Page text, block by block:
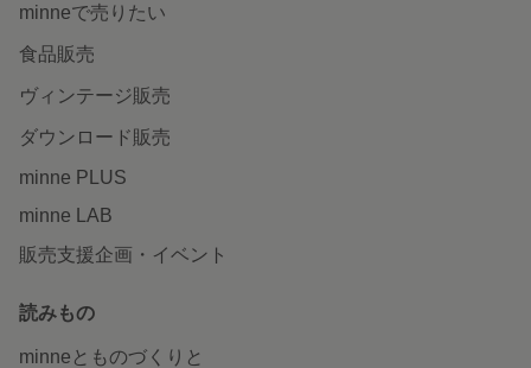
minneで売りたい
食品販売
ヴィンテージ販売
ダウンロード販売
minne PLUS
minne LAB
販売支援企画・イベント
読みもの
minneとものづくりと